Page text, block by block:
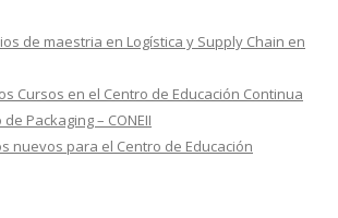
de maestria en Logística y Supply Chain en
Cursos en el Centro de Educación Continua
de Packaging – CONEII
nuevos para el Centro de Educación